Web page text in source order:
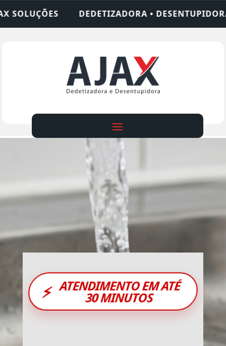
• DESENTUPIDORA • LIMPEZA DE
⚡ ATENDIMENTO EM ATÉ
30 MINUTOS